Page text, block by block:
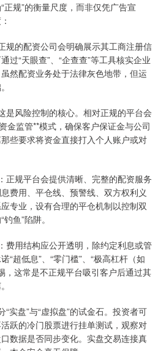
规”的衡量尺度，而非仅凭广告宣
规的配资公司会明确展示其工商注册信
过“天眼查”、“企查查”等工具核实企业
然配资业务处于法律灰色地带，但运
是风险控制的核心。相对正规的平台会
金监管**模式，确保客户保证金与公司
些要求将资金直接打入个人账户或对
正规平台会提供清晰、完整的配资服务
费用、平仓线、预警线、双方权利义
专业，设有合理的平仓机制以控制双
鱼”陷阱。
费用结构应公开透明，除约定利息或管
“超低息”、“零门槛”、“极高杠杆（如
，这常是不正规平台吸引客户后通过其
实盘”与“虚拟盘”的试金石。投资者可
跃的冷门股票进行挂单测试，观察对
数据是否同步变化。实盘交易连接真